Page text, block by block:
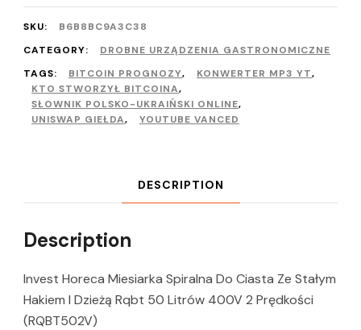
SKU:
B6B8BC9A3C38
CATEGORY:
DROBNE URZĄDZENIA GASTRONOMICZNE
TAGS:
BITCOIN PROGNOZY, KONWERTER MP3 YT,
KTO STWORZYŁ BITCOINA,
SŁOWNIK POLSKO-UKRAIŃSKI ONLINE,
UNISWAP GIEŁDA, YOUTUBE VANCED
DESCRIPTION
Description
Invest Horeca Miesiarka Spiralna Do Ciasta Ze Stałym
Hakiem I Dzieżą Rqbt 50 Litrów 400V 2 Prędkości
(RQBT502V)